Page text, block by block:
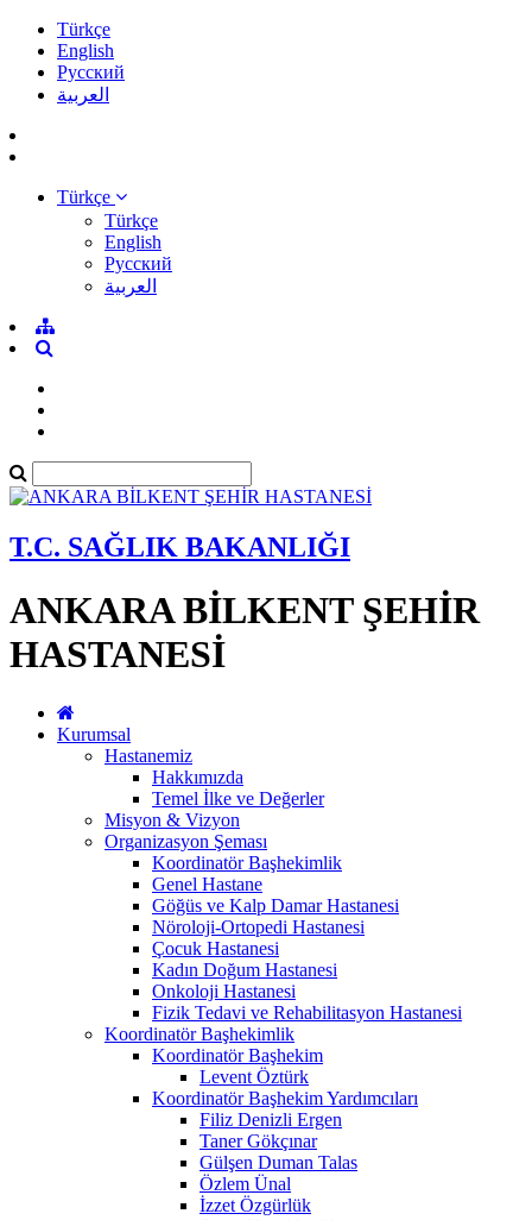
Türkçe
English
Pусский
العربية
Türkçe
Türkçe
English
Pусский
العربية
T.C. SAĞLIK BAKANLIĞI
ANKARA BİLKENT ŞEHİR
HASTANESİ
Kurumsal
Hastanemiz
Hakkımızda
Temel İlke ve Değerler
Misyon & Vizyon
Organizasyon Şeması
Koordinatör Başhekimlik
Genel Hastane
Göğüs ve Kalp Damar Hastanesi
Nöroloji-Ortopedi Hastanesi
Çocuk Hastanesi
Kadın Doğum Hastanesi
Onkoloji Hastanesi
Fizik Tedavi ve Rehabilitasyon Hastanesi
Koordinatör Başhekimlik
Koordinatör Başhekim
Levent Öztürk
Koordinatör Başhekim Yardımcıları
Filiz Denizli Ergen
Taner Gökçınar
Gülşen Duman Talas
Özlem Ünal
İzzet Özgürlük